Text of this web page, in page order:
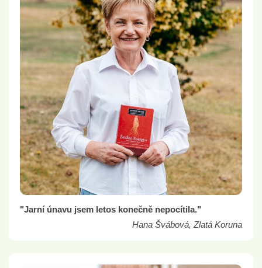
"Jarní únavu jsem letos konečně nepocítila."
Hana Švábová, Zlatá Koruna